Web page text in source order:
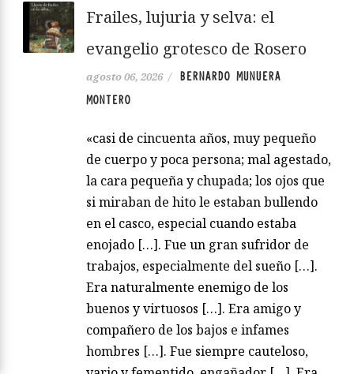
Frailes, lujuria y selva: el
evangelio grotesco de Rosero
agosto 06, 2026 /
BERNARDO MUNUERA
MONTERO
«casi de cincuenta años, muy pequeño
de cuerpo y poca persona; mal agestado,
la cara pequeña y chupada; los ojos que
si miraban de hito le estaban bullendo
en el casco, especial cuando estaba
enojado […]. Fue un gran sufridor de
trabajos, especialmente del sueño […].
Era naturalmente enemigo de los
buenos y virtuosos […]. Era amigo y
compañero de los bajos e infames
hombres […]. Fue siempre cauteloso,